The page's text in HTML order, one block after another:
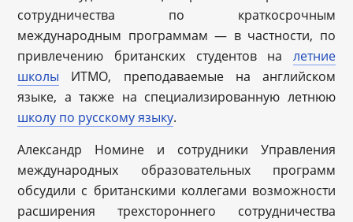
сотрудничества по краткосрочным
международным программам — в частности, по
привлечению британских студентов на летние
школы ИТМО, преподаваемые на английском
языке, а также на специализированную летнюю
школу по русскому языку.
Александр Номине и сотрудники Управления
международных образовательных программ
обсудили с британскими коллегами возможности
расширения трехстороннего сотрудничества